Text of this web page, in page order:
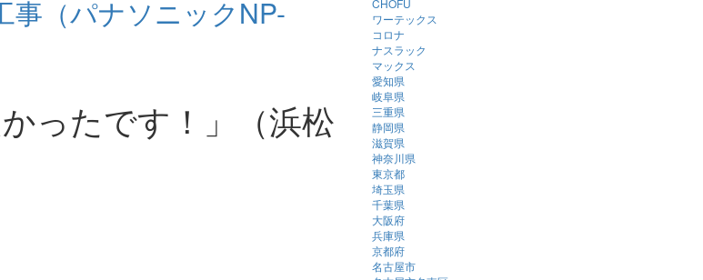
事（パナソニックNP-
ったです！」（浜松
CHOFU
ワーテックス
コロナ
ナスラック
マックス
愛知県
岐阜県
三重県
静岡県
滋賀県
神奈川県
東京都
埼玉県
千葉県
大阪府
兵庫県
京都府
名古屋市